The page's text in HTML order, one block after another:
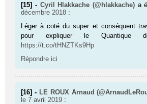
[15] - Cyril Hlakkache (@hlakkache) a
décembre 2018 :
Léger à coté du super et conséquent
pour expliquer le Quantique
https://t.co/tHNZTKs9Hp
Répondre ici
[16] - LE ROUX Arnaud
le 7 avril 2019 :